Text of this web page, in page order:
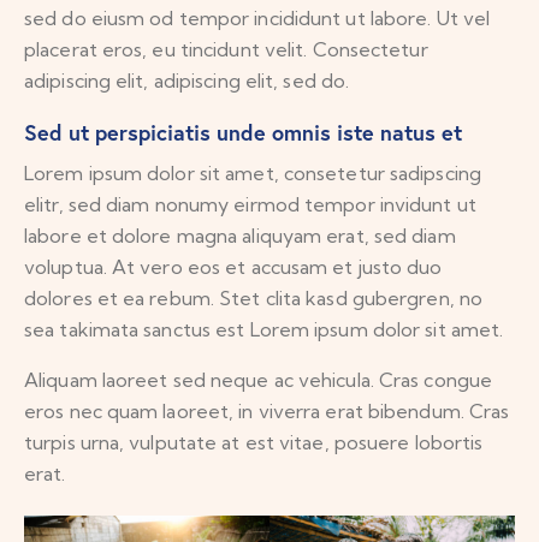
sed do eiusm od tempor incididunt ut labore. Ut vel
placerat eros, eu tincidunt velit. Consectetur
adipiscing elit, adipiscing elit, sed do.
Sed ut perspiciatis unde omnis iste natus et
Lorem ipsum dolor sit amet, consetetur sadipscing
elitr, sed diam nonumy eirmod tempor invidunt ut
labore et dolore magna aliquyam erat, sed diam
voluptua. At vero eos et accusam et justo duo
dolores et ea rebum. Stet clita kasd gubergren, no
sea takimata sanctus est Lorem ipsum dolor sit amet.
Aliquam laoreet sed neque ac vehicula. Cras congue
eros nec quam laoreet, in viverra erat bibendum. Cras
turpis urna, vulputate at est vitae, posuere lobortis
erat.